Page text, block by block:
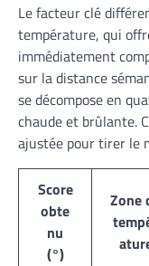
Le facteur clé
température, qui
immédiatement
sur la distance
se décompose en
chaude et brûlante.
ajustée pour tirer le
Score
obte
nu
(°)
Zone